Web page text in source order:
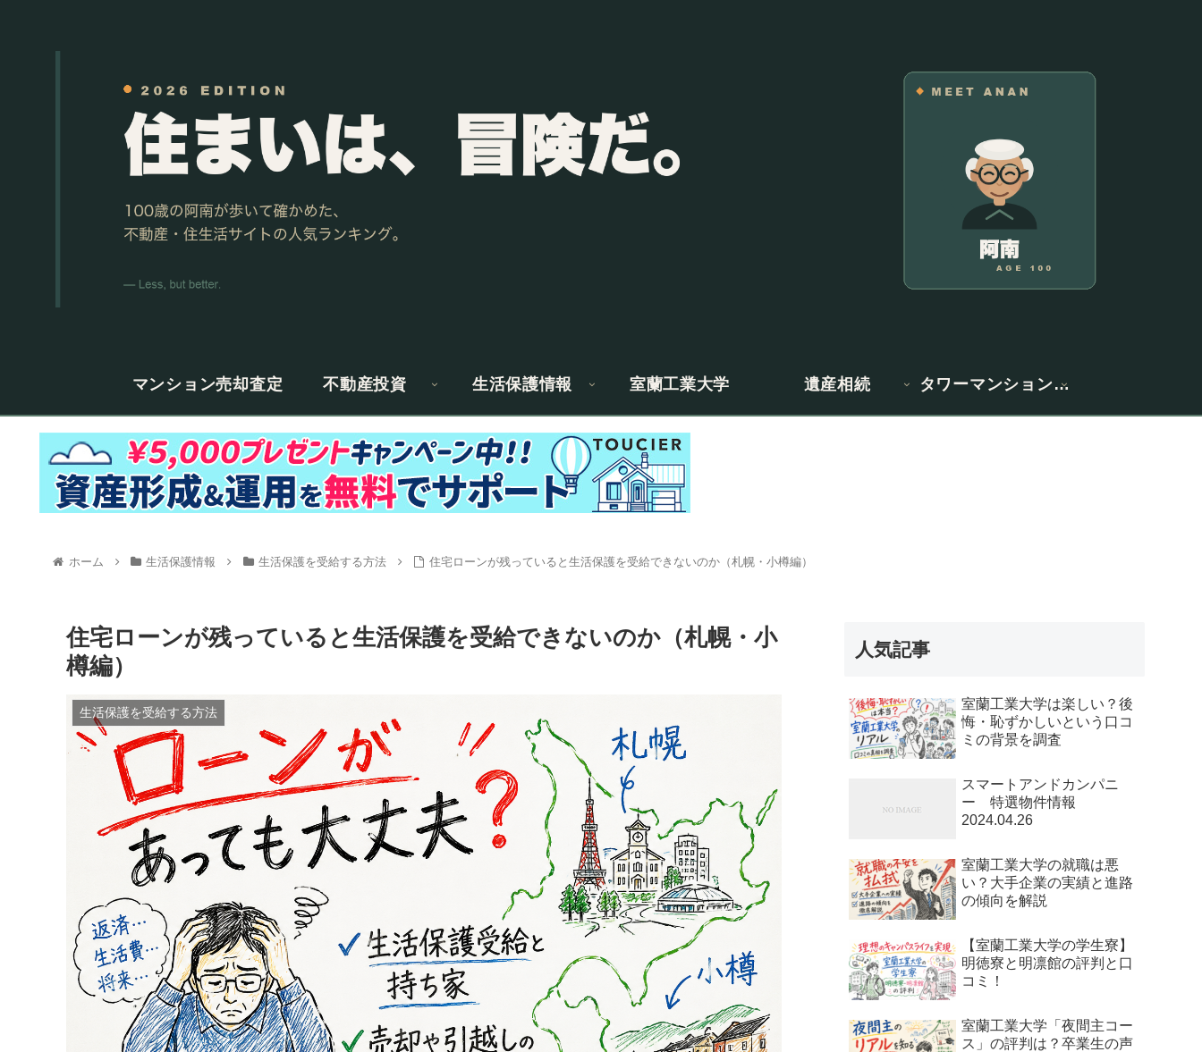
マンション売却査定 不動産投資 生活保護情報 室蘭工業大学 遺産相続 タワーマンション情
ホーム 生活保護情報 生活保護を受給する方法 住宅ローンが残っていると生活保護を受給できないのか（札幌・小樽編）
住宅ローンが残っていると生活保護を受給できないのか（札幌・小
樽編）
生活保護を受給する方法
人気記事
室蘭工業大学は楽しい？後
悔・恥ずかしいという口コ
ミの背景を調査
スマートアンドカンパニ
ー 特選物件情報
2024.04.26
室蘭工業大学の就職は悪
い？大手企業の実績と進路
の傾向を解説
【室蘭工業大学の学生寮】
明徳寮と明凛館の評判と口
コミ！
室蘭工業大学「夜間主コー
ス」の評判は？卒業生の声